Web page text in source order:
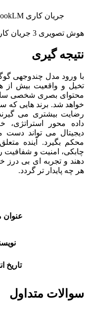
جریان کاری NotebookLM – جمینای – اوج شید
هوش تصویری 3 جریان کاری NotebookLM
نتیجه گیری
تخیل و واقعیت بیش از
محتوای بصری شخصی‌
داده‌ محور استراتژی،
دیجیتال می‌ تواند دست
محکم بگیرد. آینده
چابکی، امنیت و
دهند و تجربه‌ ای بی‌ درز
هر چه پایدار تر گردد.
عنوان
تاریخ
سوالات متداول